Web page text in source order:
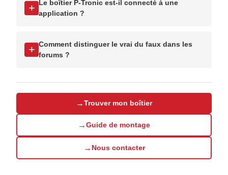
+
Le boîtier P-Tronic est-il connecté à une
application ?
+ Comment distinguer le vrai du faux dans les
forums ?
→Trouver mon boîtier
→Guide de montage
→ Nous contacter